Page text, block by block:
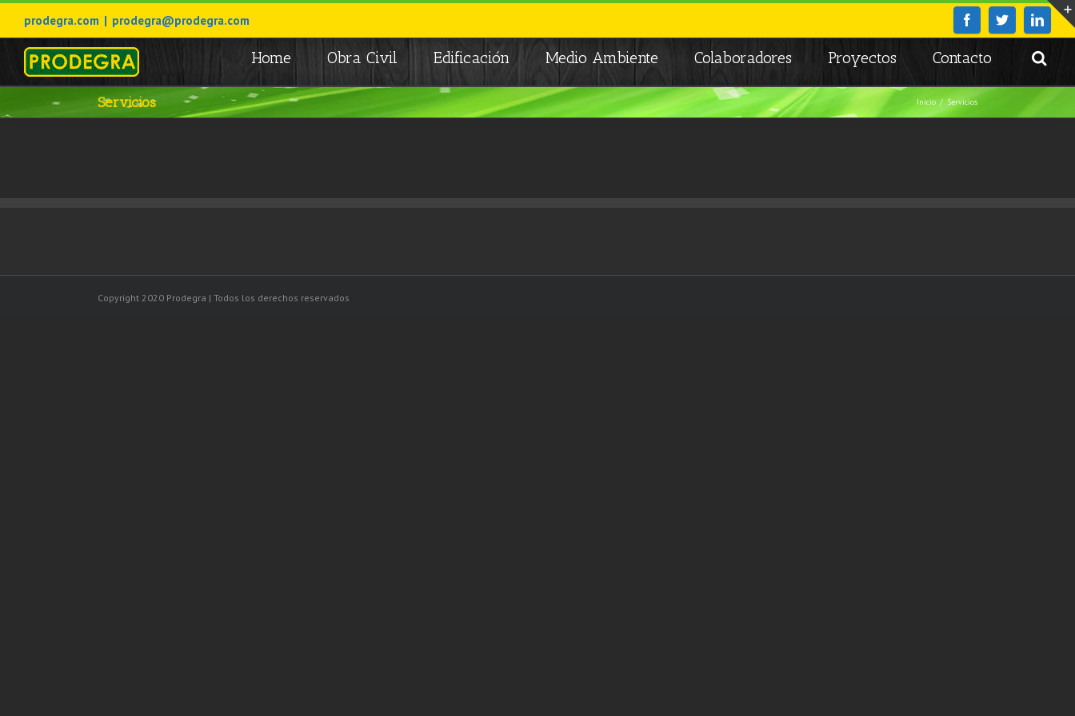
prodegra.com | prodegra@prodegra.com
Home Obra Civil Edificación Medio Ambiente Colaboradores Proyectos Contacto
Servicios Inicio Servicios
Copyright 2020 Prodegra | Todos los derechos reservados